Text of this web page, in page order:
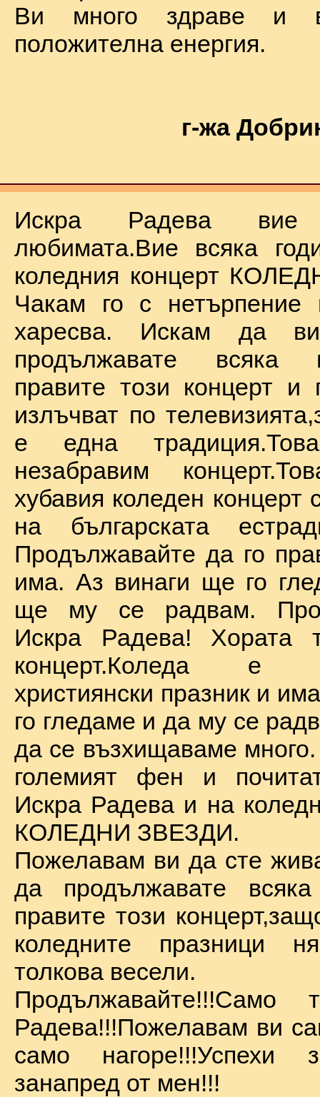
Ви много здраве и
положителна енергия.
г-жа
Искра Радева
любимата.Вие всяка
коледния концерт
Чакам го с
харесва. Искам да
продължавате всяка
правите този концерт и
излъчват по
е една
незабравим
хубавия коледен концерт
на българската
Продължавайте да го
има. Аз винаги ще го
ще му се радвам.
Искра Радева! Хората
концерт.Коледа е
християнски празник и
го гледаме и да му се
да се възхищаваме
големият фен и
Искра Радева и на
КОЛЕДНИ ЗВЕЗДИ.
Пожелавам ви да сте
да продължавате
правите този
коледните празници
толкова весели.
Продължавайте!!!Само
Радева!!!Пожелавам ви
само
занапред от мен!!!